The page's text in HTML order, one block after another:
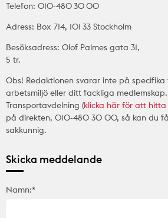
Telefon: 010-480 30 00
Adress: Box 714, 101 33 Stockholm
Besöksadress: Olof Palmes gata 31,
5 tr.
Obs! Redaktionen svarar inte på
arbetsmiljö eller ditt fackliga
Transportavdelning (klicka här för att
på direkten, 010-480 30 00, så kan du
sakkunnig.
Skicka meddelande
Namn:*